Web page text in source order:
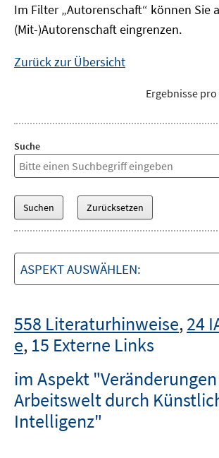
Im Filter „Autorenschaft“ können Sie
(Mit-)Autorenschaft eingrenzen.
Zurück zur Übersicht
Ergebnisse pro
Suche
ASPEKT AUSWÄHLEN:
558 Literaturhinweise,24
e, 15 Externe Links
im Aspekt
Arbeitswelt durch
Intelligenz"